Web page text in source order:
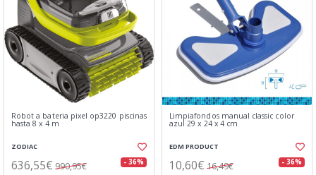
Robot a bateria pixel op3220 piscinas
hasta 8 x 4 m
ZODIAC
636,55€ 990,95€ - 36%
Limpiafondos manual classic color
azul 29 x 24 x 4 cm
EDM PRODUCT
10,60€ 16,49€ - 36%